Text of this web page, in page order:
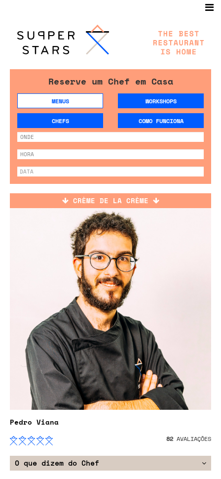
Reserve um Chef em Casa
MENUS WORKSHOPS
CHEFS COMO FUNCIONA
CRÈME DE LA CRÈME
Pedro Viana
82 AVALIAÇÕES
O que dizem do Chef